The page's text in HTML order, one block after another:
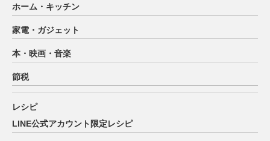
ホーム・キッチン
家電・ガジェット
本・映画・音楽
節税
レシピ
LINE公式アカウント限定レシピ